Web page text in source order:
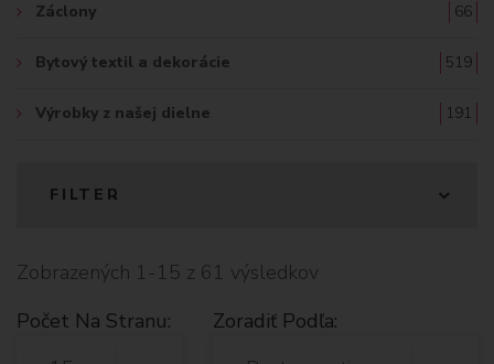
Záclony 66
Bytový textil a dekorácie 519
Výrobky z našej dielne 191
FILTER
Zobrazených 1-15 z 61 výsledkov
Počet Na Stranu:
Zoradiť Podľa: